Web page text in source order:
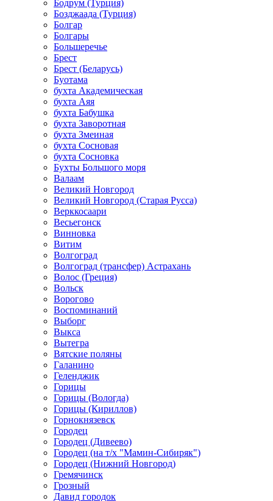
Бодрум (Турция)
Бозджаада (Турция)
Болгар
Болгары
Большеречье
Брест
Брест (Беларусь)
Буотама
бухта Академическая
бухта Аяя
бухта Бабушка
бухта Заворотная
бухта Змеиная
бухта Сосновая
бухта Сосновка
Бухты Большого моря
Валаам
Великий Новгород
Великий Новгород (Старая Русса)
Верккосаари
Весьегонск
Винновка
Витим
Волгоград
Волгоград (трансфер) Астрахань
Волос (Греция)
Вольск
Ворогово
Воспоминаний
Выборг
Выкса
Вытегра
Вятские поляны
Галанино
Геленджик
Горицы
Горицы (Вологда)
Горицы (Кириллов)
Горнокнязевск
Городец
Городец (Дивеево)
Городец (на т/х "Мамин-Сибиряк")
Городец (Нижний Новгород)
Гремячинск
Грозный
Давид городок